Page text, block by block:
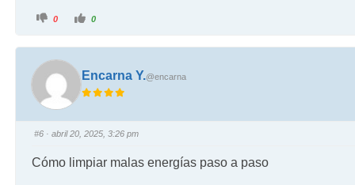
0 0
Encarna Y.@encarna
#6 · abril 20, 2025, 3:26 pm
Cómo limpiar malas energías paso a paso